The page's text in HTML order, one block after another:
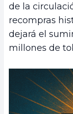
de la
recompras
dejará el
millones de